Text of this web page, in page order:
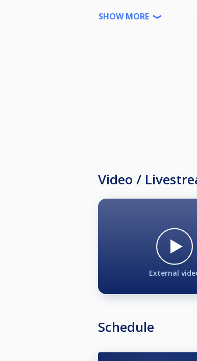
Tävlingsledare och
Jag påminner om att det
är inte en godtagbar
som huvuddomare
På bord 1, 3, 4, 5
Kvartsfinaler spelas på
en "Plate", en
Anmäl ditt intresse till TL.
Tävlingsbestämmelser:
SHOW MORE
Video /
External
Schedule